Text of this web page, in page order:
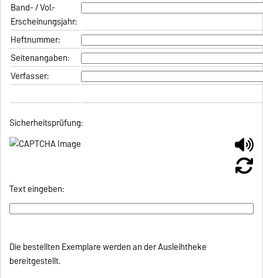
Band- / Vol.-
Erscheinungsjahr:
Heftnummer:
Seitenangaben:
Verfasser:
Sicherheitsprüfung:
Text eingeben:
Die bestellten Exemplare werden an der Ausleihtheke
bereitgestellt.